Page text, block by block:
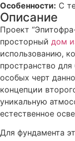
Особенности: С
Описание
Проект
просторный дом
использованию,
пространство
особых черт
концепции
уникальную
естественное
Для фундамента